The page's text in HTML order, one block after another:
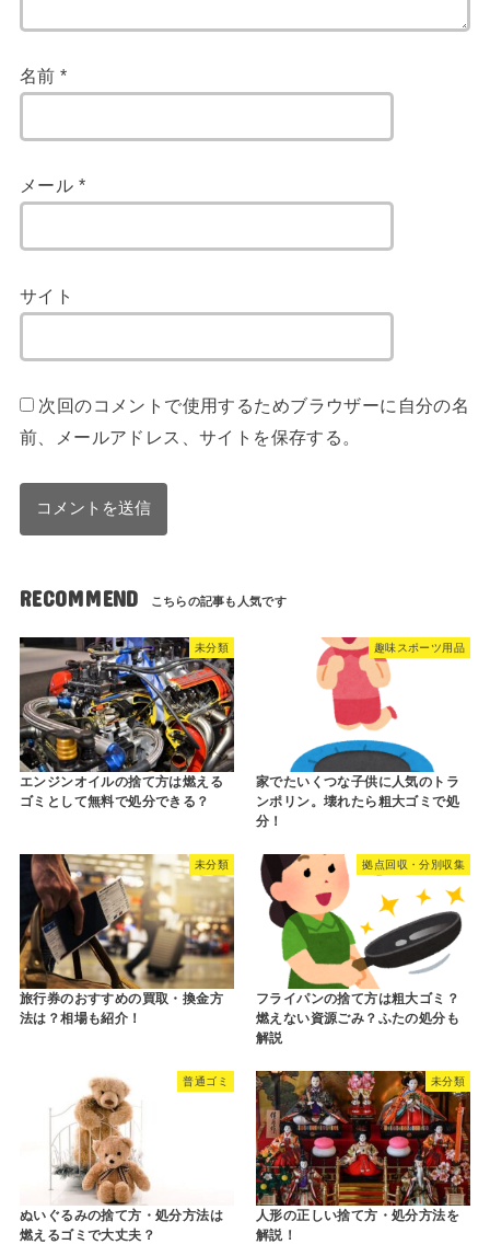
名前*
メール *
サイト
次回のコメントで使用するためブラウザーに自分の名
前、メールアドレス、サイトを保存する。
RECOMMEND
未分類
エンジンオイルの捨て方は燃える
ゴミとして無料で処分できる？
趣味スポーツ用品
家でたいくつな子供に人気のトラ
ンポリン。壊れたら粗大ゴミで処
分！
未分類
旅行券のおすすめの買取・換金方
法は？相場も紹介！
拠点回収・分別収集
フライパンの捨て方は粗大ゴミ？
燃えない資源ごみ？ふたの処分も
解説
普通ゴミ
ぬいぐるみの捨て方・処分方法は
燃えるゴミで大丈夫？
未分類
人形の正しい捨て方・処分方法を
解説！